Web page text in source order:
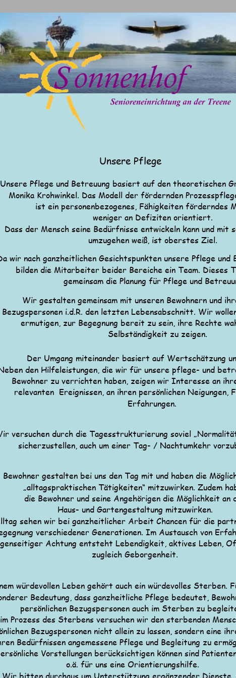
                                 Unsere Pflege
Unsere Pflege und Betreuung basiert auf den theoretischen
Monika Krohwinkel. Das Modell der fördernden
ist ein personenbezogenes, Fähigkeiten förderndes
weniger an Defiziten orientiert.
Dass der Mensch seine Bedürfnisse entwickeln kann und mit
umzugehen weiß, ist oberstes Ziel.
wir nach ganzheitlichen Gesichtspunkten unsere Pflege
bilden die Mitarbeiter beider Bereiche ein Team. Dieses
gemeinsam die Planung für Pflege und
Wir gestalten gemeinsam mit unseren Bewohnern und
Bezugspersonen i.d.R. den letzten Lebensabschnitt. Wir
ermutigen, zur Begegnung bereit zu sein, ihre Rechte
Selbständigkeit zu zeigen.
Der Umgang miteinander basiert auf Wertschätzung
den Hilfeleistungen, die wir für unsere pflege- und
Bewohner zu verrichten haben, zeigen wir Interesse an
relevanten  Ereignissen, an ihren persönlichen Neigungen,
Erfahrungen.
versuchen durch die Tagesstrukturierung soviel
sicherzustellen, auch um einer Tag- / Nachtumkehr
Bewohner gestalten bei uns den Tag mit und haben die
„alltagspraktischen Tätigkeiten“ mitzuwirken. Zudem
die Bewohner und seine Angehörigen die Möglichkeit an
Haus- und Gartengestaltung mitzuwirken.
sehen wir bei ganzheitlicher Arbeit Chancen für die
verschiedener Generationen. Im Austausch von
Achtung entsteht Lebendigkeit, aktives Leben,
zugleich Geborgenheit.
würdevollen Leben gehört auch ein würdevolles Sterben.
Bedeutung, dass ganzheitliche Pflege bedeutet,
persönlichen Bezugspersonen auch im Sterben zu
Prozess des Sterbens versuchen wir den sterbenden
Bezugspersonen nicht allein zu lassen, sondern eine
Bedürfnissen angemessene Pflege und Begleitung zu
Vorstellungen berücksichtigen können sind
o.ä. für uns eine Orientierungshilfe.
Wir bitten durchaus um Unterstützung ergänzender Dienste,